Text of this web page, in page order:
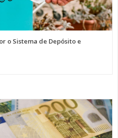
o Sistema de Depósito e